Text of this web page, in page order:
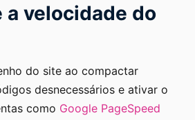
a velocidade do
do site ao compactar
desnecessários e ativar o
como Google PageSpeed